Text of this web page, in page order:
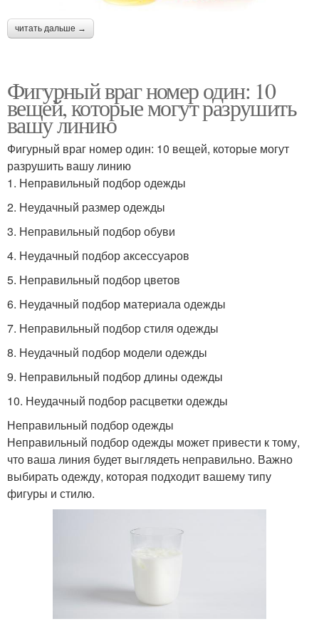
читать дальше →
Фигурный враг номер один: 10
вещей, которые могут разрушить
вашу линию
Фигурный враг номер один: 10 вещей, которые могут
разрушить вашу линию
1. Неправильный подбор одежды
2. Неудачный размер одежды
3. Неправильный подбор обуви
4. Неудачный подбор аксессуаров
5. Неправильный подбор цветов
6. Неудачный подбор материала одежды
7. Неправильный подбор стиля одежды
8. Неудачный подбор модели одежды
9. Неправильный подбор длины одежды
10. Неудачный подбор расцветки одежды
Неправильный подбор одежды
Неправильный подбор одежды может привести к тому,
что ваша линия будет выглядеть неправильно. Важно
выбирать одежду, которая подходит вашему типу
фигуры и стилю.